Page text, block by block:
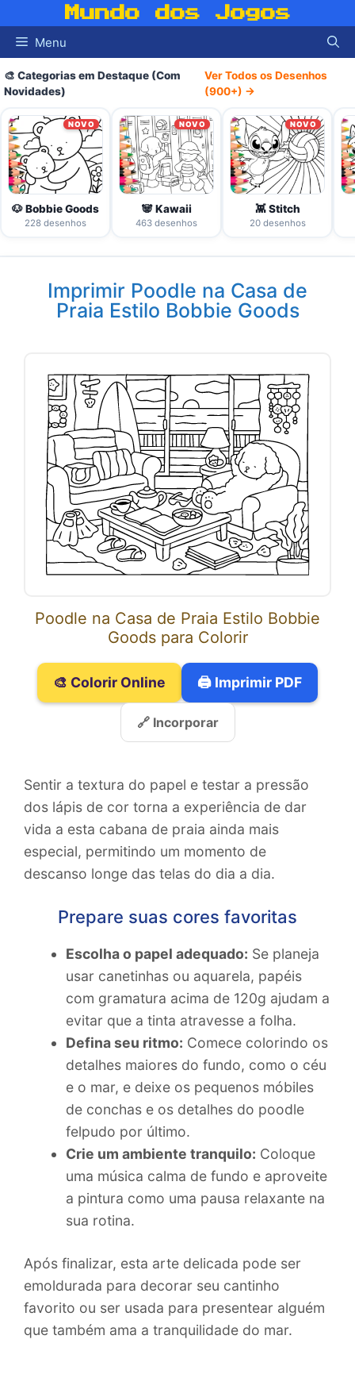
para
conteúdo
Mundo dos Jogos
Menu
🎨 Categorias em Destaque (Com
Novidades)
Ver Todos os Desenhos
(900+) →
NOVO
🐶 Bobbie Goods
228 desenhos
NOVO
🐼 Kawaii
463 desenhos
NOVO
👾 Stitch
20 desenhos
Imprimir Poodle na Casa de
Praia Estilo Bobbie Goods
Poodle na Casa de Praia Estilo Bobbie
Goods para Colorir
🎨 Colorir Online 🖨️ Imprimir PDF
🔗 Incorporar
Sentir a textura do papel e testar a pressão
dos lápis de cor torna a experiência de dar
vida a esta cabana de praia ainda mais
especial, permitindo um momento de
descanso longe das telas do dia a dia.
Prepare suas cores favoritas
Escolha o papel adequado: Se planeja
usar canetinhas ou aquarela, papéis
com gramatura acima de 120g ajudam a
evitar que a tinta atravesse a folha.
Defina seu ritmo: Comece colorindo os
detalhes maiores do fundo, como o céu
e o mar, e deixe os pequenos móbiles
de conchas e os detalhes do poodle
felpudo por último.
Crie um ambiente tranquilo: Coloque
uma música calma de fundo e aproveite
a pintura como uma pausa relaxante na
sua rotina.
Após finalizar, esta arte delicada pode ser
emoldurada para decorar seu cantinho
favorito ou ser usada para presentear alguém
que também ama a tranquilidade do mar.